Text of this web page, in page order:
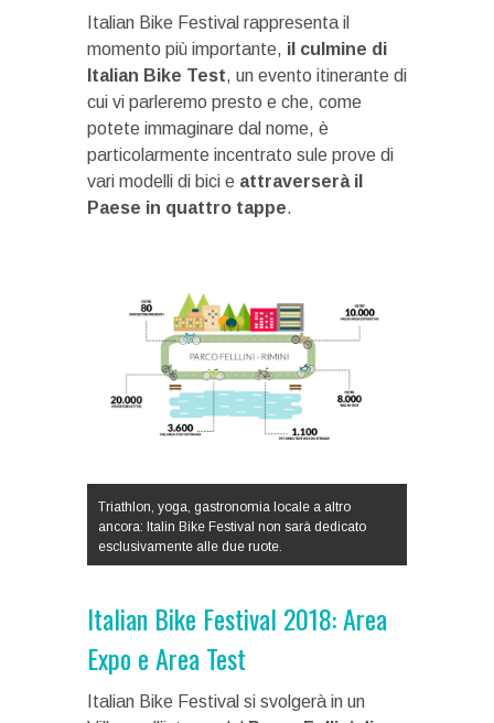
Italian Bike Festival rappresenta il
momento più importante, il culmine di
Italian Bike Test, un evento itinerante di
cui vi parleremo presto e che, come
potete immaginare dal nome, è
particolarmente incentrato sule prove di
vari modelli di bici e attraverserà il
Paese in quattro tappe.
Triathlon, yoga, gastronomia locale a altro
ancora: Italin Bike Festival non sarà dedicato
esclusivamente alle due ruote.
Italian Bike Festival 2018: Area
Expo e Area Test
Italian Bike Festival si svolgerà in un